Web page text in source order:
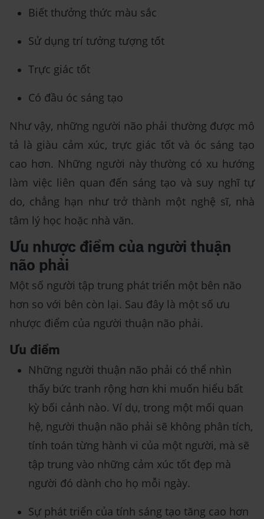
Biết thưởng thức màu sắc
Sử dụng trí tưởng tượng tốt
Trực giác tốt
Có đầu óc sáng tạo
Như vậy, những người não phải thường được mô
tả là giàu cảm xúc, trực giác tốt và óc sáng tạo
cao hơn. Những người này thường có xu hướng
làm việc liên quan đến sáng tạo và suy nghĩ tự
do, chẳng hạn như trở thành một nghệ sĩ, nhà
tâm lý học hoặc nhà văn.
Ưu nhược điểm của người thuận
não phải
Một số người tập trung phát triển một bên não
hơn so với bên còn lại. Sau đây là một số ưu
nhược điểm của người thuận não phải.
Ưu điểm
Những người thuận não phải có thể nhìn
thấy bức tranh rộng hơn khi muốn hiểu bất
kỳ bối cảnh nào. Ví dụ, trong một mối quan
hệ, người thuận não phải sẽ không phân tích,
tính toán từng hành vi của một người, mà sẽ
tập trung vào những cảm xúc tốt đẹp mà
người đó dành cho họ mỗi ngày.
Sự phát triển của tính sáng tạo tăng cao hơn